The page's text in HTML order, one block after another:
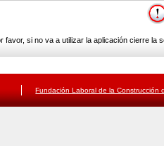
favor, si no va a utilizar la aplicación cierre la
Fundación Laboral de la Construcción